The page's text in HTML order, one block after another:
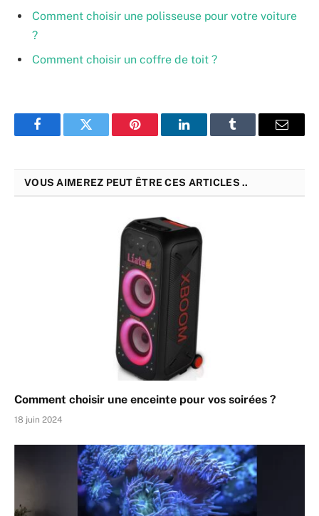
Comment choisir une polisseuse pour votre voiture
?
Comment choisir un coffre de toit ?
FacebookTwitter Pinterest LinkedInTumblr Email
VOUS AIMEREZ PEUT ÊTRE CES ARTICLES ..
Comment choisir une enceinte pour vos soirées ?
18 juin 2024